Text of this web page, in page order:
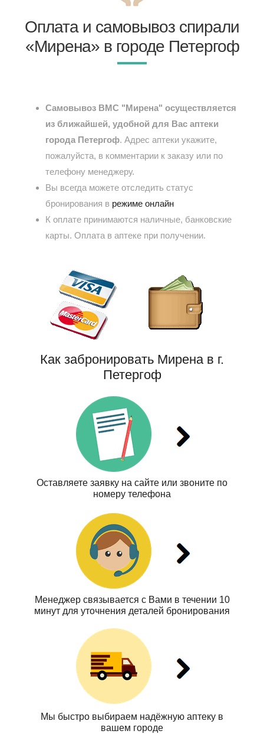
Оплата и самовывоз спирали
«Мирена» в городе Петергоф
Самовывоз ВМС "Мирена" осуществляется
из ближайшей, удобной для Вас аптеки
города Петергоф. Адрес аптеки укажите,
пожалуйста, в комментарии к заказу или по
телефону менеджеру.
Вы всегда можете отследить статус
бронирования в режиме онлайн
К оплате принимаются наличные, банковские
карты. Оплата в аптеке при получении.
Как забронировать Мирена в г.
Петергоф
Оставляете заявку на сайте или звоните по
номеру телефона
Менеджер связывается с Вами в течении 10
минут для уточнения деталей бронирования
Мы быстро выбираем надёжную аптеку в
вашем городе